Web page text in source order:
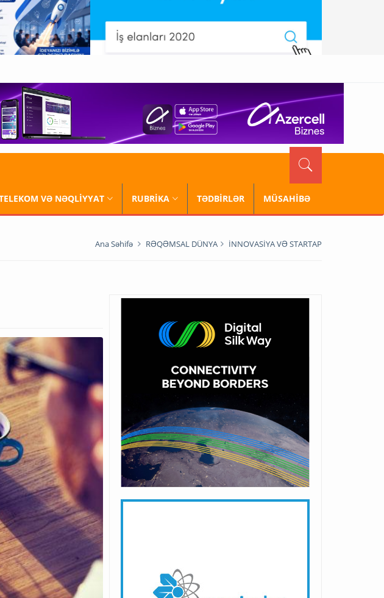
VƏ NƏQLİYYAT RUBRİKA TƏDBİRLƏR MÜSAHİBƏ
Ana Səhifə RƏQƏMSAL DÜNYA İNNOVASİYA VƏ STARTAP